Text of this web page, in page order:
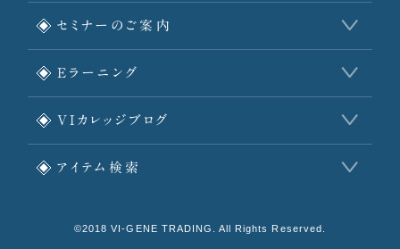
セミナーのご案内
Eラーニング
VIカレッジブログ
アイテム検索
©2018 VI-GENE TRADING. All Rights Reserved.